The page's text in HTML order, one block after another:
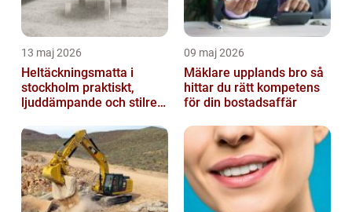
13 maj 2026
Heltäckningsmatta i
stockholm praktiskt,
ljuddämpande och stilrent
09 maj 2026
Mäklare upplands bro så
hittar du rätt kompetens
för din bostadsaffär